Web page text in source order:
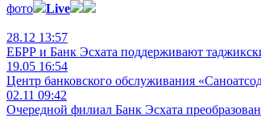
фото
Live
28.12 13:57
ЕБРР и Банк Эсхата поддерживают
19.05 16:54
Центр банковского обслуживания
02.11 09:42
Очередной филиал Банк Эсхата